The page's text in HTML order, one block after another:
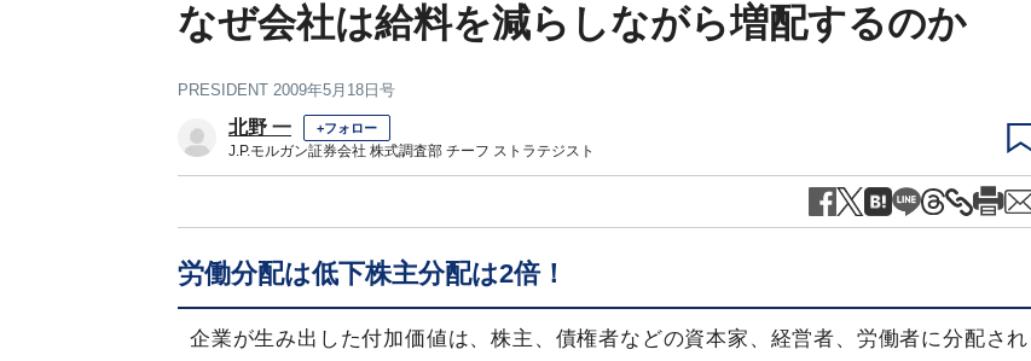
なぜ会社は給料を減らしながら増配するのか
PRESIDENT 2009年5月18日号
北野 一 +フォロー
J.P.モルガン証券会社 株式調査部 チーフ ストラテジスト
労働分配は低下株主分配は2倍！
企業が生み出した付加価値は、株主、債権者などの資本家、経営者、労働者に分配され